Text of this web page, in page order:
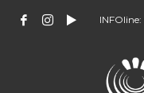
INFOline: